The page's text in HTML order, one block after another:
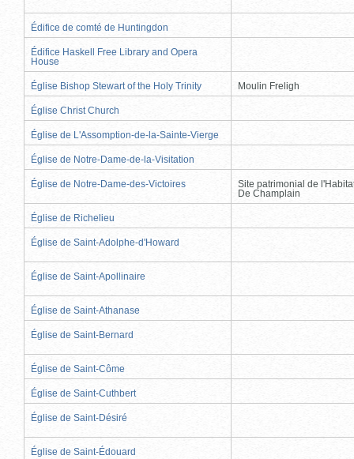
Édifice de comté de Huntingdon
Édifice Haskell Free Library and Opera
House
Église Bishop Stewart of the Holy Trinity Moulin Freligh
Église Christ Church
Église de L'Assomption-de-la-Sainte-Vierge
Église de Notre-Dame-de-la-Visitation
Église de Notre-Dame-des-Victoires
Site patrimonial de
De Champlain
Église de Richelieu
Église de Saint-Adolphe-d'Howard
Église de Saint-Apollinaire
Église de Saint-Athanase
Église de Saint-Bernard
Église de Saint-Côme
Église de Saint-Cuthbert
Église de Saint-Désiré
Église de Saint-Édouard